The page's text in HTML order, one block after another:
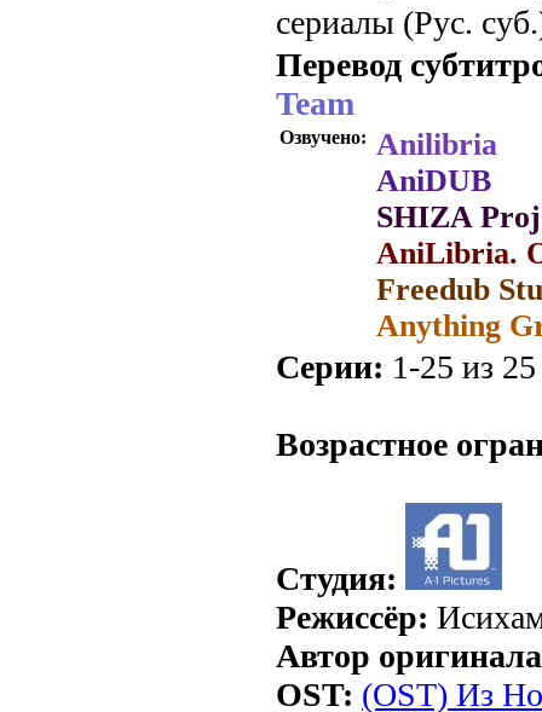
сериалы (Рус.
Перевод
Team
Озвучено: Anilibria
AniDUB
SHIZA
AniLibria.
Freedub
Anything
Серии: 1-25 из
Возрастное
Студия:
Режиссёр:
Автор
OST: (OST) Из